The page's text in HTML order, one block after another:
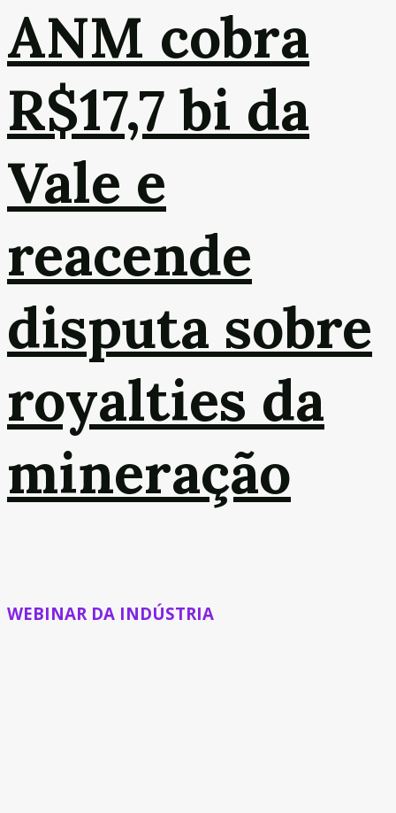
ANM cobra
R$17,7 bi da
Vale e
reacende
disputa sobre
royalties da
mineração
WEBINAR DA INDÚSTRIA